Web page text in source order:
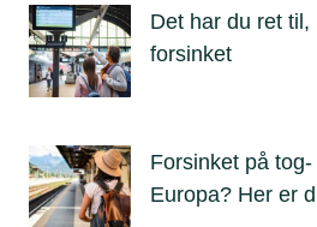
Det har du ret
forsinket
Forsinket på
Europa? Her er